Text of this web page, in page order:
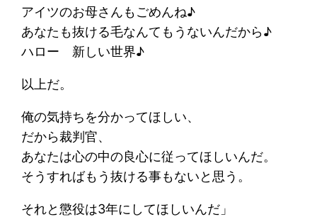
アイツのお母さんもごめんね♪
あなたも抜ける毛なんてもうないんだから♪
ハロー 新しい世界♪
以上だ。
俺の気持ちを分かってほしい、
だから裁判官、
あなたは心の中の良心に従ってほしいんだ。
そうすればもう抜ける事もないと思う。
それと懲役は3年にしてほしいんだ」